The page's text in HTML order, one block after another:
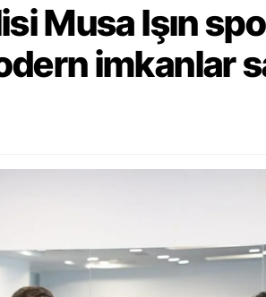
Ağrı
Amasya
Balıkesir
Bilecik
Musa Işın
imkanlar